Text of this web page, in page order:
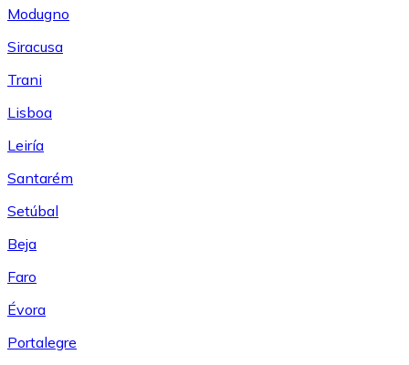
Modugno
Siracusa
Trani
Lisboa
Leiría
Santarém
Setúbal
Beja
Faro
Évora
Portalegre